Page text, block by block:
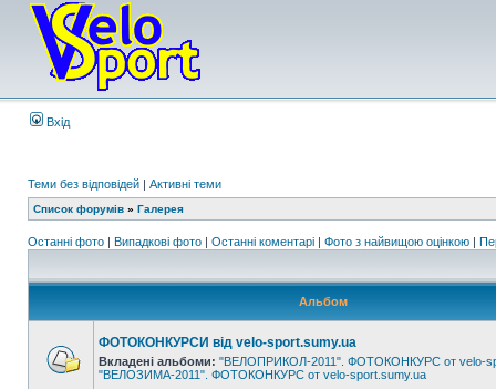
Вхід
Теми без відповідей | Активні теми
Список форумів » Галерея
Останні фото | Випадкові фото | Останні коментарі | Фото з найвищою оцінкою |
Альбом
ФОТОКОНКУРСИ від velo-sport.sumy.ua
Вкладені альбоми: "ВЕЛОПРИКОЛ-2011". ФОТОКОНКУРС от velo-
"ВЕЛОЗИМА-2011". ФОТОКОНКУРС от velo-sport.sumy.ua